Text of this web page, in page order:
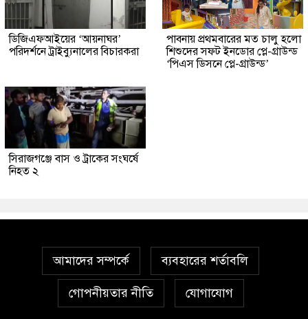
ডিজিএফআইয়ের ‘আয়নাঘর’
পরিদর্শনে ট্রাইব্যুনালের বিচারকরা
পাবনায় প্রথমবারের মত চালু হলো
শিশুদের সফট ইনডোর প্লে-গ্রাউন্ড
‘পিএস ডিসনে প্লে-গ্রাউন্ড’
সিরাজগঞ্জে বাস ও ট্রাকের সংঘর্ষে
নিহত ২
আমাদের সম্পর্কে ব্যবহারের শর্তাবলি
গোপনীয়তার নীতি যোগাযোগ